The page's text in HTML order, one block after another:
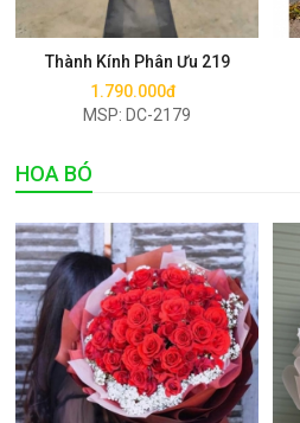
Thành Kính Phân Ưu 219
1.790.000đ
MSP: DC-2179
Mua ngay
HOA BÓ